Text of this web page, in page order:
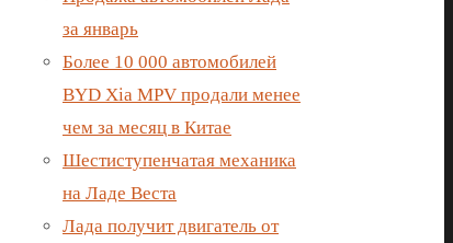
за январь
Более 10 000 автомобилей
BYD Xia MPV продали менее
чем за месяц в Китае
Шестиступенчатая механика
на Ладе Веста
Лада получит двигатель от